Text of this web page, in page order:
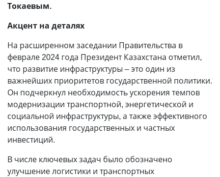
Токаевым.
Акцент на деталях
На расширенном заседании Правительства в
феврале 2024 года Президент Казахстана отметил,
что развитие инфраструктуры – это один из
важнейших приоритетов государственной политики.
Он подчеркнул необходимость ускорения темпов
модернизации транспортной, энергетической и
социальной инфраструктуры, а также эффективного
использования государственных и частных
инвестиций.
В числе ключевых задач было обозначено
улучшение логистики и транспортных